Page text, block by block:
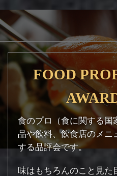
FOOD
食のプロ（食に関する国
品や飲料、飲食店のメニ
する品評会です。
味はもちろんのこと見た